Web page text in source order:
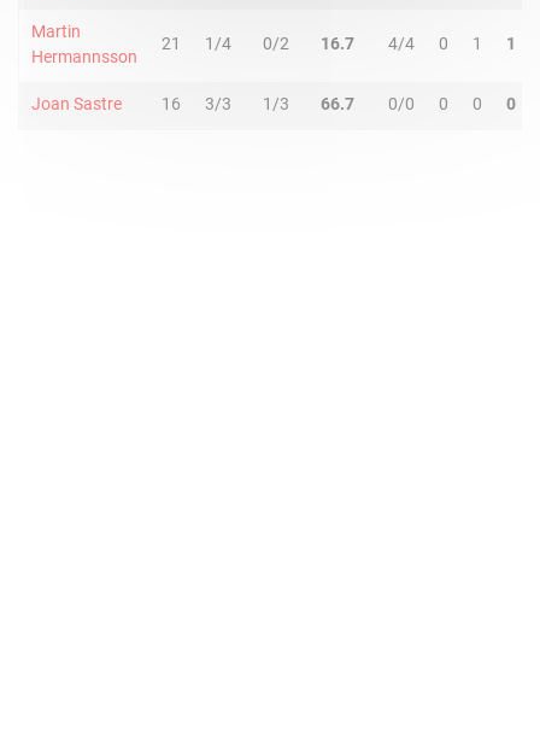
Martin
Hermannsson
21 1/4 0/2 16.7 4/4 0 1 1
Joan Sastre 16 3/3 1/3 66.7 0/0 0 0 0